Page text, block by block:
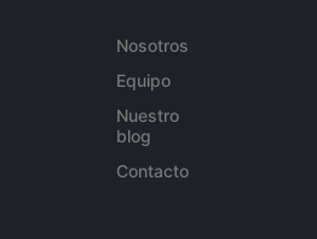
Nosotros
Equipo
Nuestro
blog
Contacto